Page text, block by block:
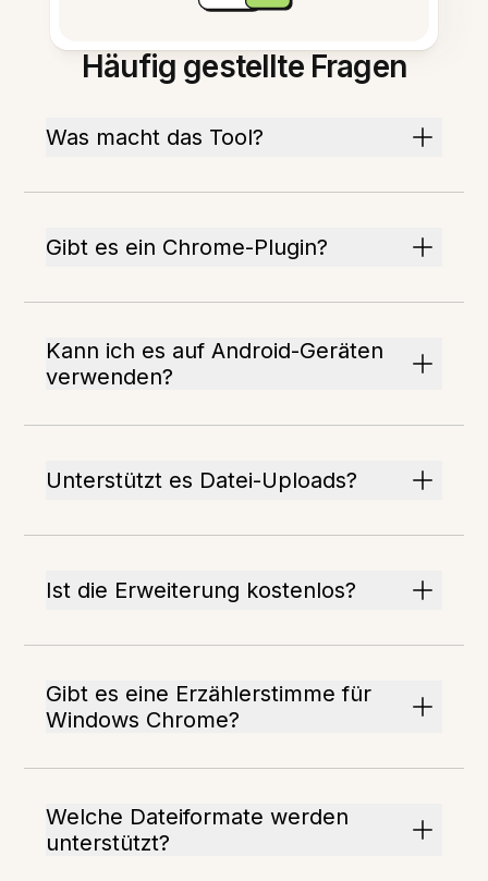
Häufig gestellte Fragen
Was macht das Tool?
Gibt es ein Chrome-Plugin?
Kann ich es auf Android-Geräten
verwenden?
Unterstützt es Datei-Uploads?
Ist die Erweiterung kostenlos?
Gibt es eine Erzählerstimme für
Windows Chrome?
Welche Dateiformate werden
unterstützt?